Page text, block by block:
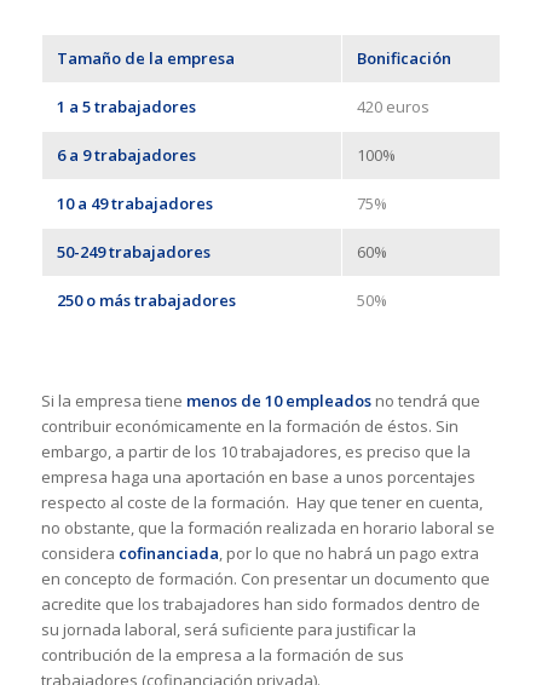
Tamaño de la empresa Bonificación
1 a 5 trabajadores 420 euros
6 a 9 trabajadores 100%
10 a 49 trabajadores 75%
50-249 trabajadores 60%
250 o más trabajadores 50%
Si la empresa tiene menos de 10 empleadosno tendrá que
contribuir económicamente en la formación de éstos. Sin
embargo, a partir de los 10 trabajadores, es preciso que la
empresa haga una aportación en base a unos porcentajes
respecto al coste de la formación. Hay que tener en cuenta,
no obstante, que la formación realizada en horario laboral se
considera cofinanciada, por lo que no habrá un pago extra
en concepto de formación. Con presentar un documento que
acredite que los trabajadores han sido formados dentro de
su jornada laboral, será suficiente para justificar la
contribución de la empresa a la formación de sus
trabajadores (cofinanciación privada).